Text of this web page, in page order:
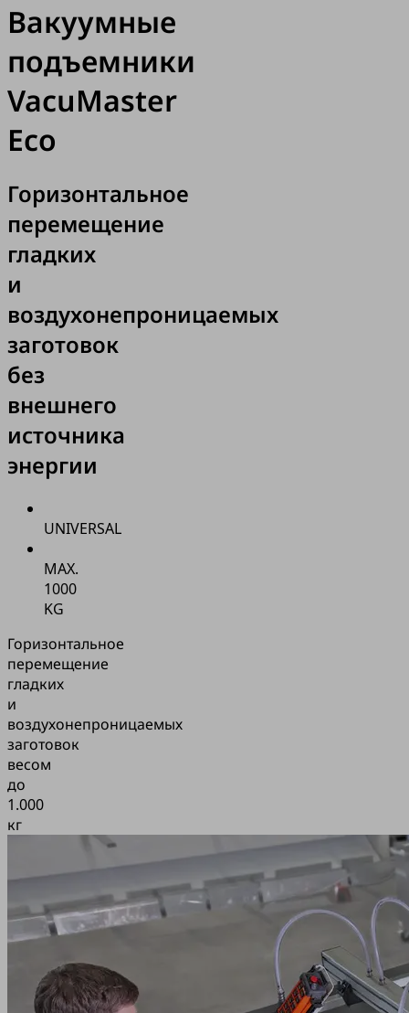
Вакуумные
подъемники
VacuMaster
Eco
Горизонтальное
перемещение
гладких
и
воздухонепроницаемых
заготовок
без
внешнего
источника
энергии
UNIVERSAL
MAX.
1000
KG
Горизонтальное
перемещение
гладких
и
воздухонепроницаемых
заготовок
весом
до
1.000
кг
перемещение
гладких